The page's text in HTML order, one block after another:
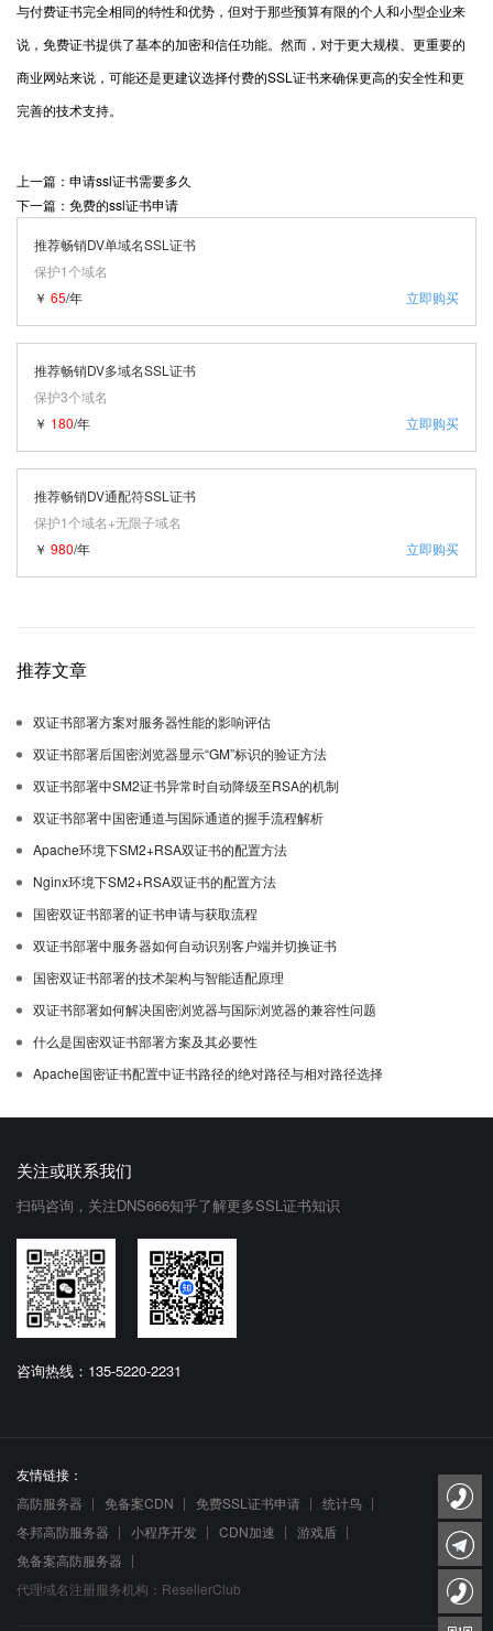
与付费证书完全相同的特性和优势，但对于那些预算有限的个人和小型企业来
说，免费证书提供了基本的加密和信任功能。然而，对于更大规模、更重要的
商业网站来说，可能还是更建议选择付费的SSL证书来确保更高的安全性和更
完善的技术支持。
上一篇：申请ssl证书需要多久
下一篇：免费的ssl证书申请
推荐畅销DV单域名SSL证书
保护1个域名
立即购买
￥ 65/年
推荐畅销DV多域名SSL证书
保护3个域名
立即购买
￥ 180/年
推荐畅销DV通配符SSL证书
保护1个域名+无限子域名
立即购买
￥ 980/年
推荐文章
双证书部署方案对服务器性能的影响评估
双证书部署后国密浏览器显示“GM”标识的验证方法
双证书部署中SM2证书异常时自动降级至RSA的机制
双证书部署中国密通道与国际通道的握手流程解析
Apache环境下SM2+RSA双证书的配置方法
Nginx环境下SM2+RSA双证书的配置方法
国密双证书部署的证书申请与获取流程
双证书部署中服务器如何自动识别客户端并切换证书
国密双证书部署的技术架构与智能适配原理
双证书部署如何解决国密浏览器与国际浏览器的兼容性问题
什么是国密双证书部署方案及其必要性
Apache国密证书配置中证书路径的绝对路径与相对路径选择
关注或联系我们
扫码咨询，关注DNS666知乎了解更多SSL证书知识
咨询热线：135-5220-2231
友情链接：
高防服务器
免备案CDN 免费SSL证书申请
统计鸟
冬邦高防服务器
小程序开发 CDN加速
游戏盾
免备案高防服务器
代理域名注册服务机构：ResellerClub